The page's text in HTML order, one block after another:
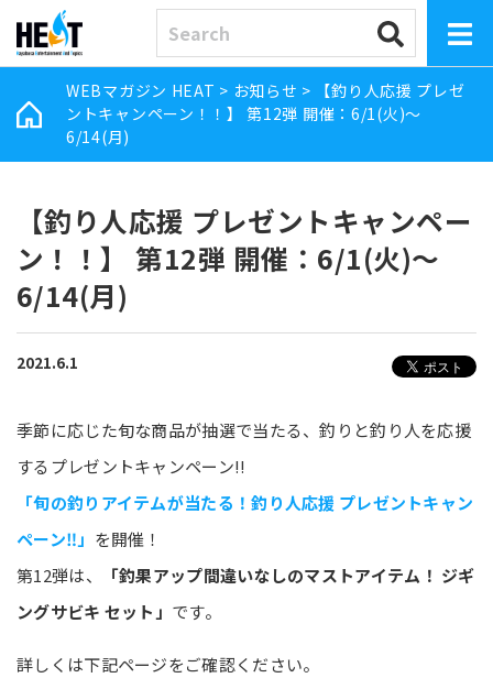
WEBマガジン HEAT > お知らせ >
【釣り人応援 プレゼ
ントキャンペーン！！】 第12弾 開催：6/1(火)～
6/14(月)
【釣り人応援 プレゼントキャンペー
ン！！】 第12弾 開催：6/1(火)～
6/14(月)
2021.6.1
季節に応じた旬な商品が抽選で当たる、釣りと釣り人を応援
するプレゼントキャンペーン!!
「旬の釣りアイテムが当たる！釣り人応援 プレゼントキャン
ペーン‼」 を開催！
第12弾は、
「釣果アップ間違いなしのマストアイテム！ ジギ
ングサビキ セット」 です。
詳しくは下記ページをご確認ください。